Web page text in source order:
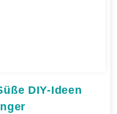
DIY-Ideen